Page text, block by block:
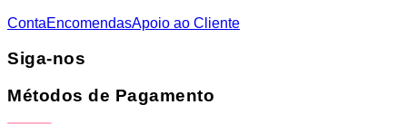
ContaEncomendasApoio ao Cliente
Siga-nos
Métodos de Pagamento